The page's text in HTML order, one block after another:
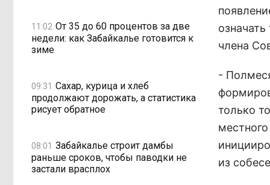
11:02 От 35 до 60 процентов за две
недели: как Забайкалье готовится к
зиме
09:31 Сахар, курица и хлеб
продолжают дорожать, а статистика
рисует обратное
08:01 Забайкалье строит дамбы
раньше сроков, чтобы паводки не
застали врасплох
члена
-
только
из